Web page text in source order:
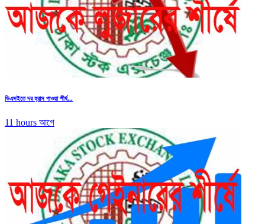
ডিএসইতে দর হ্রাস পাওয়া শীর্ষ...
11 hours আগে